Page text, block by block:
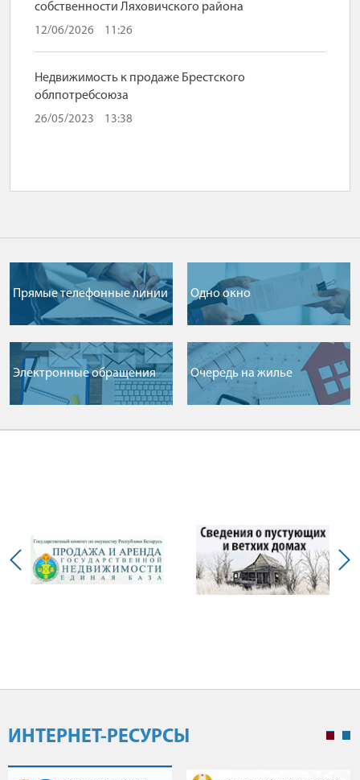
собственности Ляховичского района
12/06/2026 11:26
Недвижимость к продаже Брестского
облпотребсоюза
26/05/2023 13:38
Прямые телефонные линии Одно окно
Электронные обращения Очередь на жилье
ИНТЕРНЕТ-РЕСУРСЫ